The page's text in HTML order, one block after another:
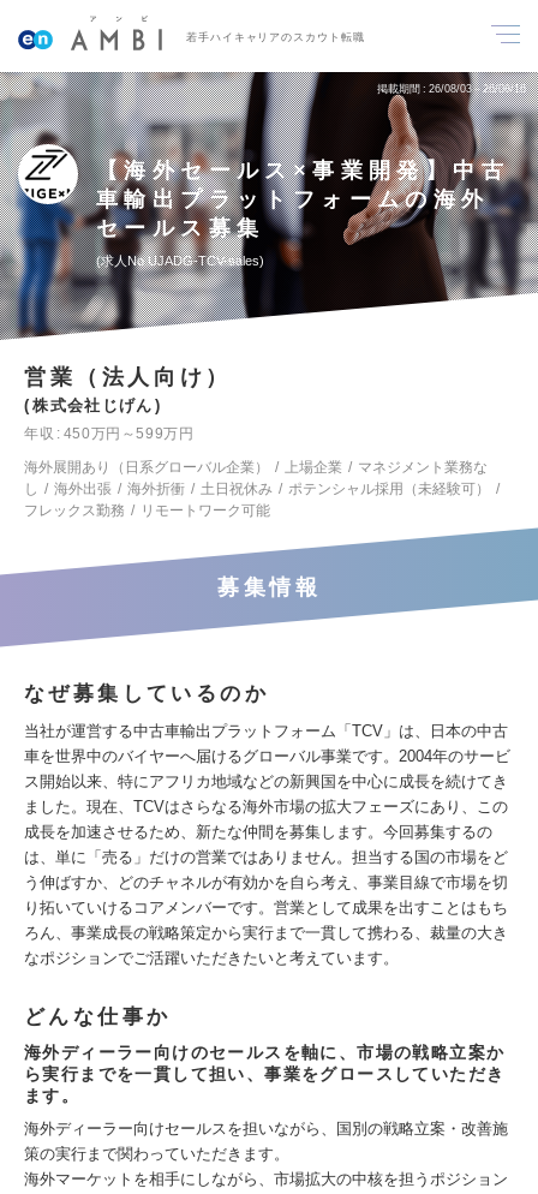
若手ハイキャリアのスカウト転職
掲載期間 26/08/03～26/08/16
【海外セールス×事業開発】中古
車輸出プラットフォームの海外
セールス募集
求人No.UJADG-TCV-sales
営業（法人向け）
株式会社じげん
年収
450万円～599万円
海外展開あり（日系グローバル企業）
上場企業
マネジメント業務な
し
海外出張 海外折衝 土日祝休み
ポテンシャル採用（未経験可）
フレックス勤務
リモートワーク可能
募集情報
なぜ募集しているのか
当社が運営する中古車輸出プラットフォーム「TCV」は、日本の中古
車を世界中のバイヤーへ届けるグローバル事業です。2004年のサービ
ス開始以来、特にアフリカ地域などの新興国を中心に成長を続けてき
ました。現在、TCVはさらなる海外市場の拡大フェーズにあり、この
成長を加速させるため、新たな仲間を募集します。今回募集するの
は、単に「売る」だけの営業ではありません。担当する国の市場をど
う伸ばすか、どのチャネルが有効かを自ら考え、事業目線で市場を切
り拓いていけるコアメンバーです。営業として成果を出すことはもち
ろん、事業成長の戦略策定から実行まで一貫して携わる、裁量の大き
なポジションでご活躍いただきたいと考えています。
どんな仕事か
海外ディーラー向けのセールスを軸に、市場の戦略立案か
ら実行までを一貫して担い、事業をグロースしていただき
ます。
海外ディーラー向けセールスを担いながら、国別の戦略立案・改善施
策の実行まで関わっていただきます。
海外マーケットを相手にしながら、市場拡大の中核を担うポジション